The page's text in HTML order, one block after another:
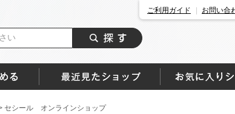
ご利用ガイド お問い合
セシール オンラインショップ